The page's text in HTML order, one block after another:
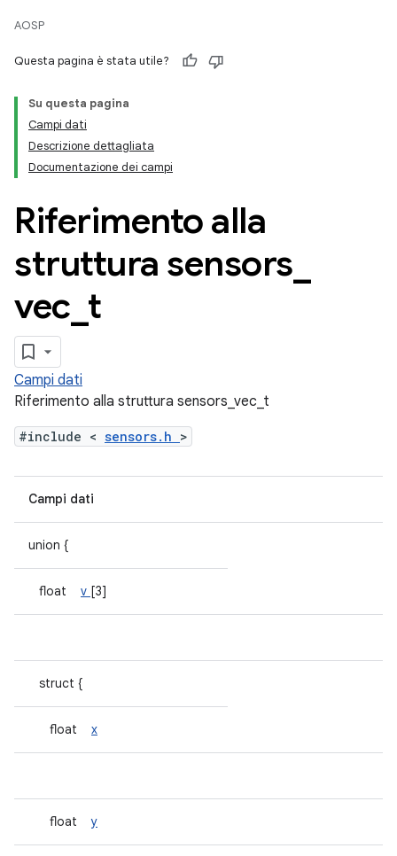
AOSP
Questa pagina è stata utile?
Su questa pagina
Campi dati
Descrizione dettagliata
Documentazione dei campi
Riferimento alla
struttura sensors
vec t
Campi dati
Riferimento alla struttura sensors_vec_t
#include < sensors.h >
Campi dati
union {
float v [3]
struct {
float x
floaty